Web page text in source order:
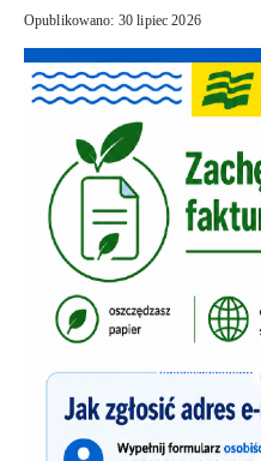
Opublikowano: 30 lipiec 2026